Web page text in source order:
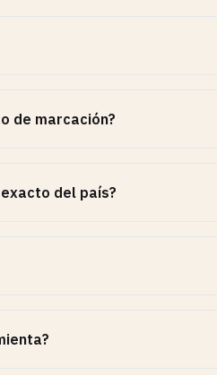
de marcación?
del país?